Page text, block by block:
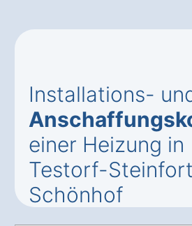
Installations-
einer Heizung in
Testorf-Steinfort
Schönhof